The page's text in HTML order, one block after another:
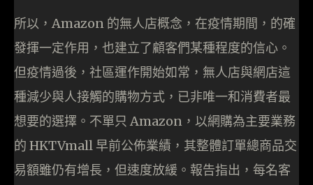
所以，Amazon 的無人店概念，在疫情期間，的確
發揮一定作用，也建立了顧客們某種程度的信心。
但疫情過後，社區運作開始如常，無人店與網店這
種減少與人接觸的購物方式，已非唯一和消費者最
想要的選擇。不單只 Amazon，以網購為主要業務
的 HKTVmall 早前公佈業績，其整體訂單總商品交
易額雖仍有增長，但速度放緩。報告指出，每名客